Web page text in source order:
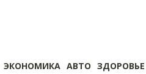
ЭКОНОМИКА АВТО ЗДОРОВЬЕ